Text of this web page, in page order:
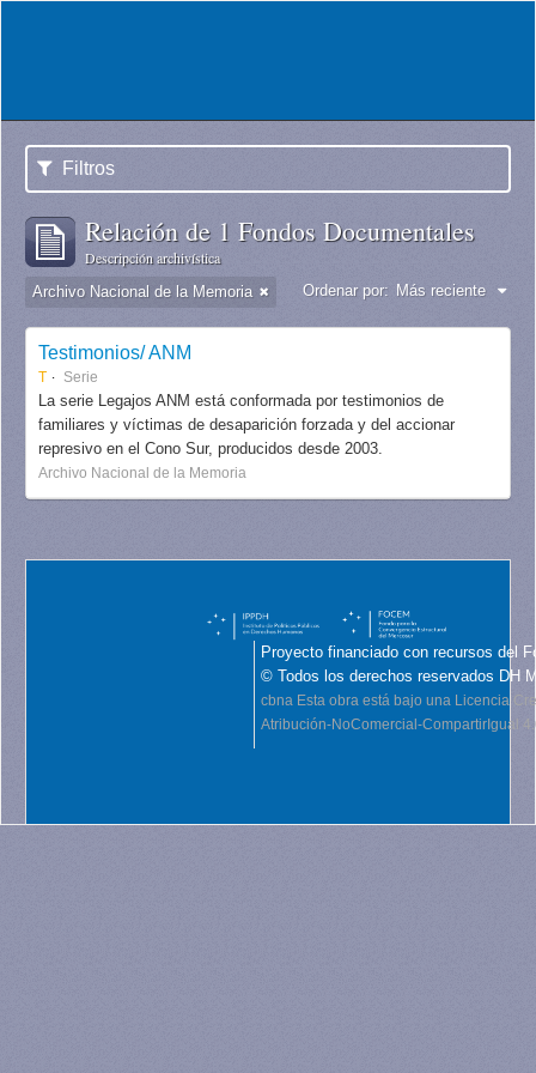
Filtros
Relación de 1 Fondos Documentales
Descripción archivística
Archivo Nacional de la Memoria Ordenar por: Más reciente
Testimonios/ ANM
T Serie
La serie Legajos ANM está conformada por testimonios de
familiares y víctimas de desaparición forzada y del accionar
represivo en el Cono Sur, producidos desde 2003.
Archivo Nacional de la Memoria
Proyecto financiado con recursos del
© Todos los derechos reservados DH
cbna Esta obra está bajo una Licencia
Atribución-NoComercial-CompartirIgual